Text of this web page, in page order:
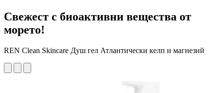
Свежест с биоактивни вещества от
морето!
REN Clean Skincare Душ гел Атлантически келп и магнезий